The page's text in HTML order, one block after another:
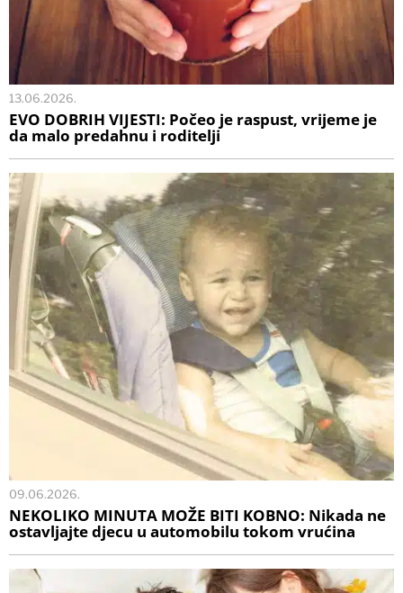
13.06.2026.
EVO DOBRIH VIJESTI: Počeo je raspust, vrijeme je
da malo predahnu i roditelji
09.06.2026.
NEKOLIKO MINUTA MOŽE BITI KOBNO: Nikada ne
ostavljajte djecu u automobilu tokom vrućina